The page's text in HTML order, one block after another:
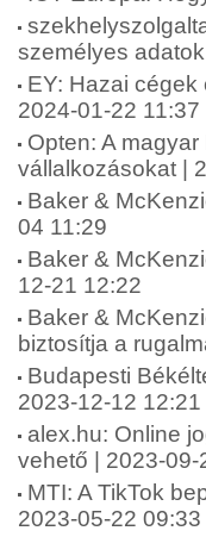
személyes
EY: Hazai
2024-01-22 11:37
Opten: A
vállalkozásokat |
Baker &
04 11:29
Baker &
12-21 12:22
Baker &
biztosítja a
Budapesti
2023-12-12 12:21
alex.hu: Online
vehető | 2023-09-
MTI: A TikTok
2023-05-22 09:33